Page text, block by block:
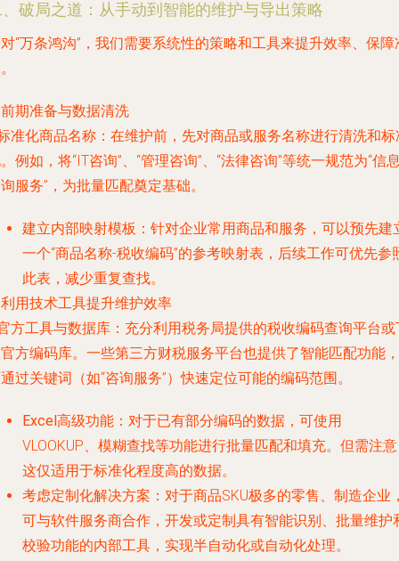
破局之道：从手动到智能的维护与导出策略
“万条鸿沟”，我们需要系统性的策略和工具来提升效率、保障
期准备与数据清洗
准化商品名称 ：在维护前，先对商品或服务名称进行清洗和标
例如，将“IT咨询”、“管理咨询”、“法律咨询”等统一规范为“信
服务”，为批量匹配奠定基础。
建立内部映射模板 ：针对企业常用商品和服务，可以预先建
一个“商品名称-税收编码”的参考映射表，后续工作可优先参
此表，减少重复查找。
用技术工具提升维护效率
方工具与数据库 ：充分利用税务局提供的税收编码查询平台或
方编码库。一些第三方财税服务平台也提供了智能匹配功能，
过关键词（如“咨询服务”）快速定位可能的编码范围。
Excel高级功能 ：对于已有部分编码的数据，可使用
VLOOKUP、模糊查找等功能进行批量匹配和填充。但需注
这仅适用于标准化程度高的数据。
考虑定制化解决方案 ：对于商品SKU极多的零售、制造企业
可与软件服务商合作，开发或定制具有智能识别、批量维护
校验功能的内部工具，实现半自动化或自动化处理。